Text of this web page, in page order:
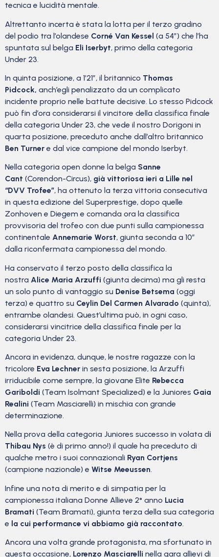
tecnica e lucidità mentale.
Altrettanto incerta è stata la lotta per il terzo gradino
del podio tra l’olandese Corné Van Kessel (a 54”) che l’ha
spuntata sul belga Eli Iserbyt, primo della categoria
Under 23.
In quinta posizione, a 1’21”, il britannico Thomas
Pidcock, anch’egli penalizzato da un complicato
incidente proprio nelle battute decisive. Lo stesso Pidcock
può fin d’ora considerarsi il vincitore della classifica finale
della categoria Under 23, che vede il nostro Dorigoni in
quarta posizione, preceduto anche dall’altro britannico
Ben Turner e dal vice campione del mondo Iserbyt.
Nella categoria open donne la belga Sanne
Cant (Corendon-Circus), già vittoriosa ieri a Lille nel
“DVV Trofee”, ha ottenuto la terza vittoria consecutiva
in questa edizione del Superprestige, dopo quelle
Zonhoven e Diegem e comanda ora la classifica
provvisoria del trofeo con due punti sulla campionessa
continentale Annemarie Worst, giunta seconda a 10”
dalla riconfermata campionessa del mondo.
Ha conservato il terzo posto della classifica la
nostra Alice Maria Arzuffi (giunta decima) ma gli resta
un solo punto di vantaggio su Denise Betsema (oggi
terza) e quattro su Ceylin Del Carmen Alvarado (quinta),
entrambe olandesi. Quest’ultima può, in ogni caso,
considerarsi vincitrice della classifica finale per la
categoria Under 23.
Ancora in evidenza, dunque, le nostre ragazze con la
tricolore Eva Lechner in sesta posizione, la Arzuffi
irriducibile come sempre, la giovane Elite Rebecca
Gariboldi (Team Isolmant Specialized) e la Juniores Gaia
Realini (Team Masciarelli) in mischia con grande
determinazione.
Nella prova della categoria Juniores successo in volata di
Thibau Nys (è di primo anno!) il quale ha preceduto di
qualche metro i suoi connazionali Ryan Cortjens
(campione nazionale) e Witse Meeussen.
Infine una nota di merito e di simpatia per la
campionessa italiana Donne Allieve 2° anno Lucia
Bramati (Team Bramati), giunta terza della sua categoria
e la cui performance vi abbiamo già raccontato.
Ancora una volta grande protagonista, ma sfortunato in
questa occasione, Lorenzo Masciarelli nella gara allievi di